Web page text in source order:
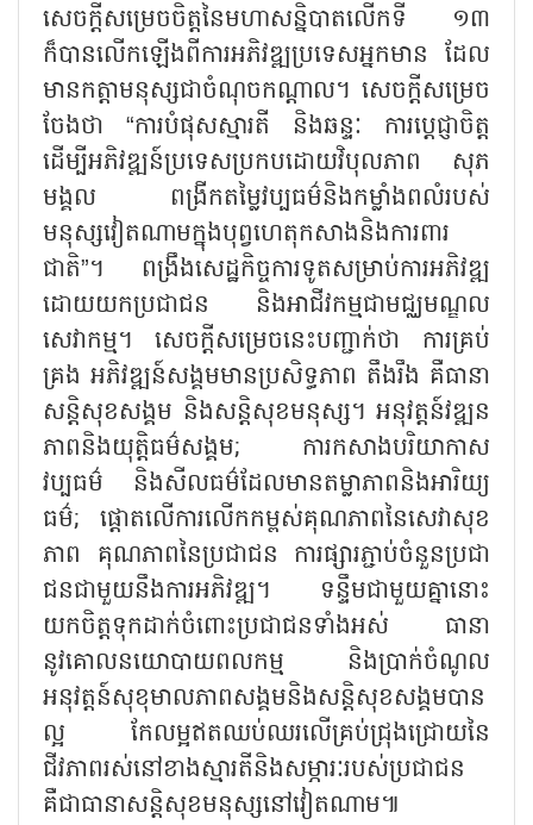
សេចក្តីសម្រេចចិត្តនៃមហាសន្និបាតលើកទី ១៣
ក៏បានលើកឡើងពីការអភិវឌ្ឍប្រទេសអ្នកមាន ដែល
មានកត្តាមនុស្សជាចំណុចកណ្តាល។ សេចក្តីសម្រេច
ចែងថា “ការបំផុសស្មារតី និងឆន្ទៈ ការប្តេជ្ញាចិត្ត
ដើម្បីអភិវឌ្ឍន៍ប្រទេសប្រកបដោយវិបុលភាព សុភ
មង្គល ពង្រីកតម្លៃវប្បធម៌និងកម្លាំងពលំរបស់
មនុស្សវៀតណាមក្នុងបុព្វហេតុកសាងនិងការពារ
ជាតិ”។ ពង្រឹងសេដ្ឋកិច្ចការទូតសម្រាប់ការអភិវឌ្ឍ
ដោយយកប្រជាជន និងអាជីវកម្មជាមជ្ឈមណ្ឌល
សេវាកម្ម។ សេចក្តីសម្រេចនេះបញ្ជាក់ថា ការគ្រប់
គ្រង អភិវឌ្ឍន៍សង្គមមានប្រសិទ្ធភាព តឹងរឹង គឺធានា
សន្តិសុខសង្គម និងសន្តិសុខមនុស្ស។ អនុវត្តន៍វឌ្ឍន
ភាពនិងយុត្តិធម៌សង្គម; ការកសាងបរិយាកាស
វប្បធម៌ និងសីលធម៌ដែលមានតម្លាភាពនិងអារិយ្យ
ធម៌; ផ្តោតលើការលើកកម្ពស់គុណភាពនៃសេវាសុខ
ភាព គុណភាពនៃប្រជាជន ការផ្សារភ្ជាប់ចំនួនប្រជា
ជនជាមួយនឹងការអភិវឌ្ឍ។ ទន្ទឹមជាមួយគ្នានោះ
យកចិត្តទុកដាក់ចំពោះប្រជាជនទាំងអស់ ធានា
នូវគោលនយោបាយពលកម្ម និងប្រាក់ចំណូល
អនុវត្តន៍សុខុមាលភាពសង្គមនិងសន្តិសុខសង្គមបាន
ល្អ កែលម្អឥតឈប់ឈរលើគ្រប់ជ្រុងជ្រោយនៃ
ជីវភាពរស់នៅខាងស្មារតីនិងសម្ភារៈរបស់ប្រជាជន
គឺជាធានាសន្តិសុខមនុស្សនៅវៀតណាម៕